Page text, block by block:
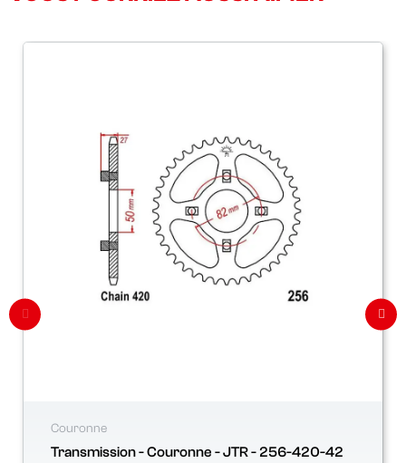
Couronne
Transmission - Couronne - JTR - 256-420-42